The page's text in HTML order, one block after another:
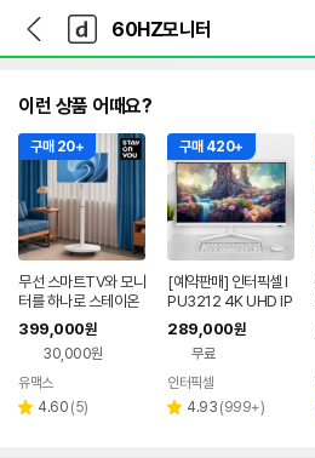
다
나
와
가
다
와
인
이런 상품 어때요?
구매 20+
무선 스마트TV와 모니
터를 하나로 스테이온
유 SU27DUO 삼탠바
이미 중소바이미 이동
399,000원
30,000원
페이
유맥스
별 4.60 리
(5)
구매 420+
[예약판매] 인터픽셀 I
PU3212 4K UHD IP
S 화이트 컴퓨터 모니
터 80~81cm(32인
289,000원
무료
인터픽셀
별 4.93 리
(999+)